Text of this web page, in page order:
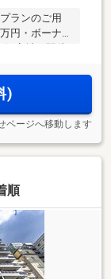
ランのご用
円・ボーナス
)
ページへ移動します
順